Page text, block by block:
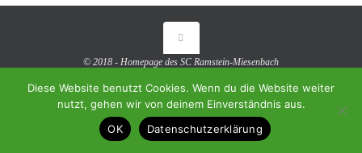
© 2018 - Homepage des SC Ramstein-Miesenbach
Präsentiert von Tempera& WordPress.
Diese Website benutzt Cookies. Wenn du die Website weiter
nutzt, gehen wir von deinem Einverständnis aus.
OK
Datenschutzerklärung